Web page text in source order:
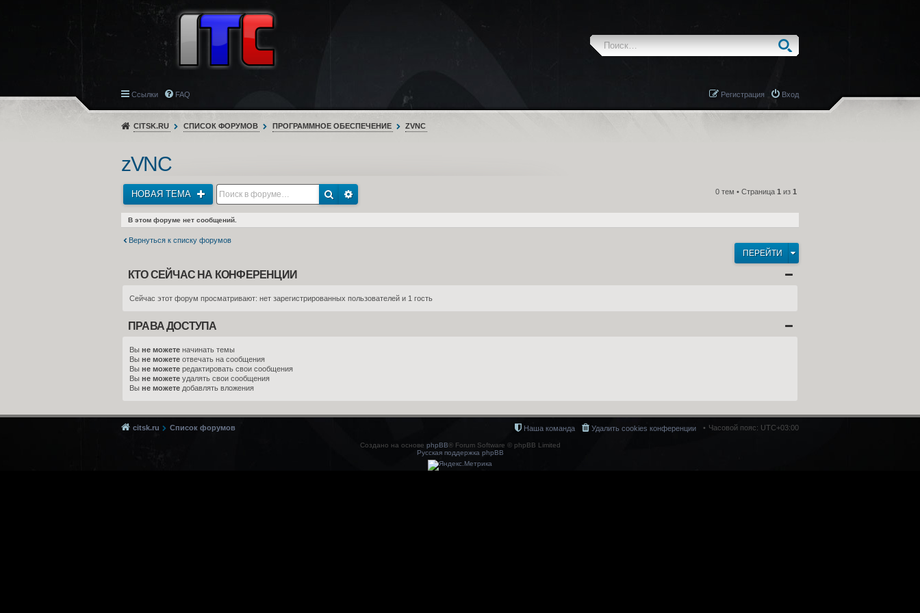
Ссылки FAQ Вход
Регистрация
CITSK.RU СПИСОК ФОРУМОВ ПРОГРАММНОЕ ОБЕСПЕЧЕНИЕ ZVNC
zVNC
НОВАЯ ТЕМА 0 тем • Страница 1 из 1
В этом форуме нет сообщений.
Вернуться к списку форумов
ПЕРЕЙТИ
КТО СЕЙЧАС НА КОНФЕРЕНЦИИ
Сейчас этот форум просматривают: нет зарегистрированных пользователей и 1 гость
ПРАВА ДОСТУПА
Вы не можете начинать темы
Вы не можете отвечать на сообщения
Вы не можете редактировать свои сообщения
Вы не можете удалять свои сообщения
Вы не можете добавлять вложения
citsk.ru Список форумов Часовой пояс: UTC+03:00
Удалить cookies конференции
Наша команда
Создано на основе phpBB® Forum Software © phpBB Limited
Русская поддержка phpBB